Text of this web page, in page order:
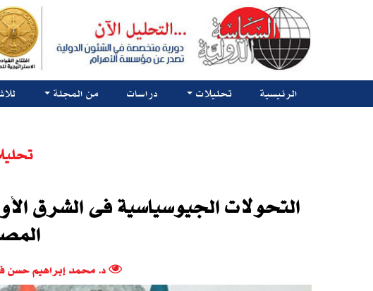
الرئيسية تحليلات دراسات من المجلة
التحولات الجيوسياسية فى الشرق
د. محمد إبراهيم حسن